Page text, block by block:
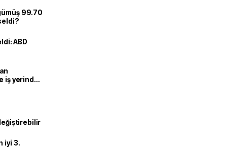
99.70
ABD
iş yerinde
iyi 3.